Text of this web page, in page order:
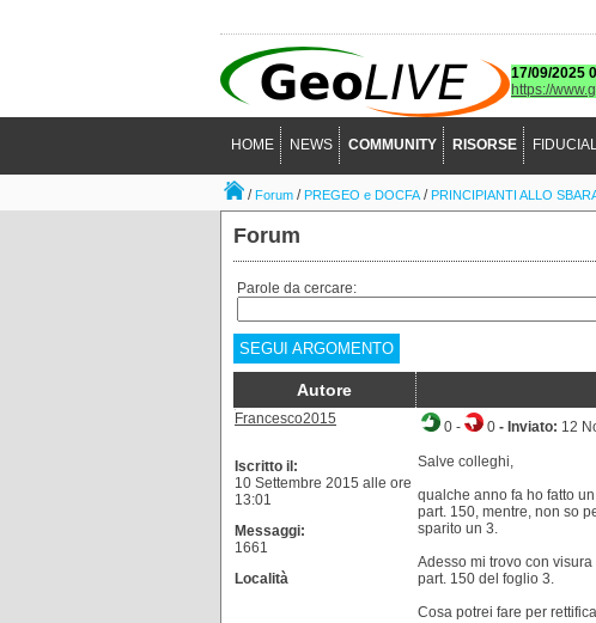
17/09/2025
https://
HOME NEWS COMMUNITY RISORSE
/Forum /PREGEO e DOCFA/PRINCIPIANTI ALLO
Forum
Parole da cercare:
SEGUI ARGOMENTO
Autore
Francesco2015
Iscritto il:
10 Settembre 2015 alle ore
13:01
Messaggi:
1661
Località
0 - 0 - Inviato: 12
Salve colleghi,
qualche anno fa ho fatto
part. 150, mentre, non so
sparito un 3.
Adesso mi trovo con
part. 150 del foglio 3.
Cosa potrei fare per